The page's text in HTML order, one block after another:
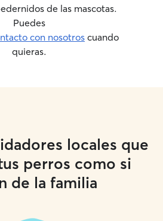
de las mascotas.
Puedes
con nosotros cuando
quieras.
locales que
perros como si
de la familia